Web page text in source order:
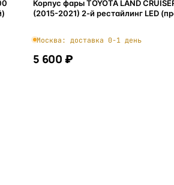
Корпус фары TOYOTA LAND
(2015-2021) 2-й рестайлинг LED
Москва: доставка 0-1 день
5 600 ₽